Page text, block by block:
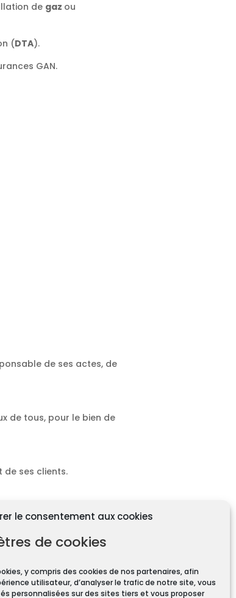
le consentement aux cookies
de cookies
y compris des cookies de nos partenaires, afin
utilisateur, d’analyser le trafic de notre site, vous
personnalisées sur des sites tiers et vous proposer
de gaz ou
(DTA).
GAN.
de ses actes, de
de tous, pour le bien de
de ses clients.
toute transaction